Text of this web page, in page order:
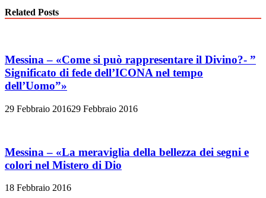
Related Posts
Messina – «Come si può rappresentare il Divino?- ”
Significato di fede dell’ICONA nel tempo
dell’Uomo”»
29 Febbraio 201629 Febbraio 2016
Messina – «La meraviglia della bellezza dei segni e
colori nel Mistero di Dio
18 Febbraio 2016